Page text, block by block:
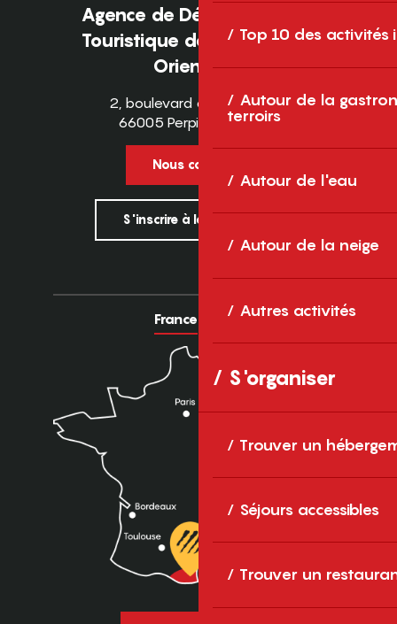
Top 10 des activités
Autour de la
terroirs
Autour de l'eau
Autour de la neige
Autres activités
S'organiser
Trouver un
Séjours accessibles
Trouver un
Agence de Développement
Touristique des Pyrénées-
Orientales
2, boulevard des Pyrénées
66005 Perpignan Cedex
Nous contacter
S'inscrire à la newsletter
France Europe